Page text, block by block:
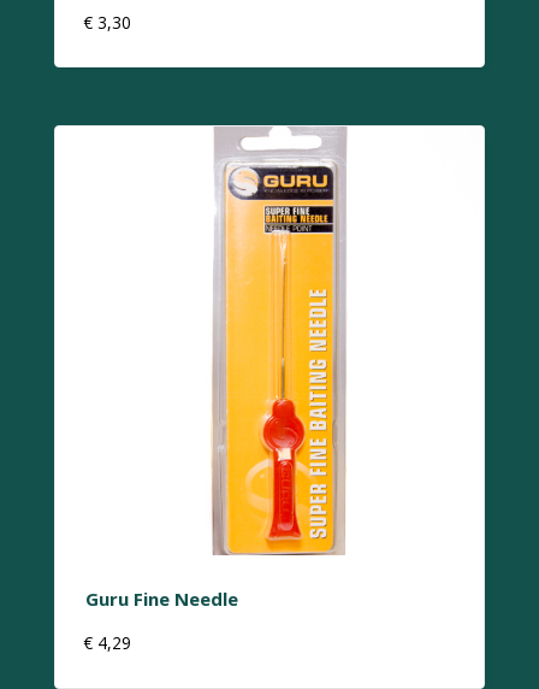
€ 3,30
Guru Fine Needle
€ 4,29